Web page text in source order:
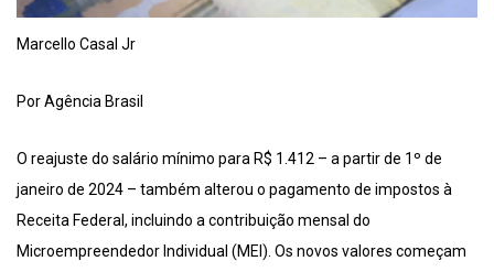
Marcello Casal Jr
Por Agência Brasil
O reajuste do salário mínimo para R$ 1.412 – a partir de 1º de
janeiro de 2024 – também alterou o pagamento de impostos à
Receita Federal, incluindo a contribuição mensal do
Microempreendedor Individual (MEI). Os novos valores começam